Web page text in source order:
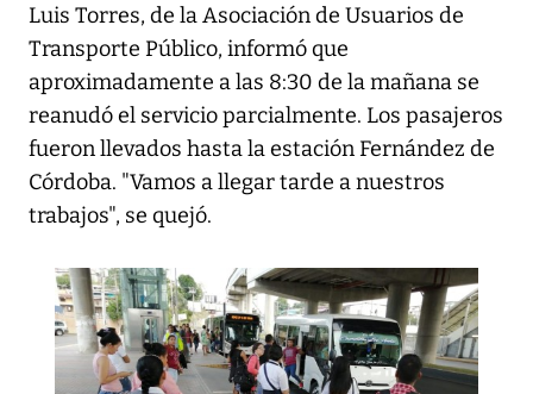
Luis Torres, de laAsociación de Usuarios de
Transporte Público, informó que
aproximadamente a las 8:30 de la mañana se
reanudó el servicio parcialmente. Los pasajeros
fueron llevados hasta la estación Fernández de
Córdoba. "Vamos a llegar tarde a nuestros
trabajos", se quejó.